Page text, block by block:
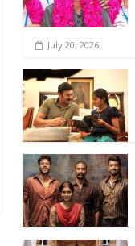
July 20, 2026